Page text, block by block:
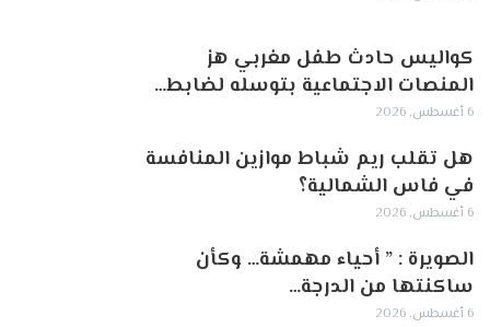
كواليس حادث طفل مغربي هز
المنصات الاجتماعية بتوسله لضابط…
6 أغسطس, 2026
هل تقلب ريم شباط موازين المنافسة
في فاس الشمالية؟
6 أغسطس, 2026
الصويرة : ” أحياء مهمشة… وكأن
ساكنتها من الدرجة…
6 أغسطس, 2026